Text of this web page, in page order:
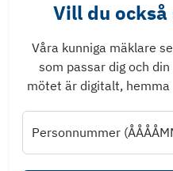
Vill du också
Våra kunniga mäklare
som passar dig och
mötet är digitalt,
Personnummer